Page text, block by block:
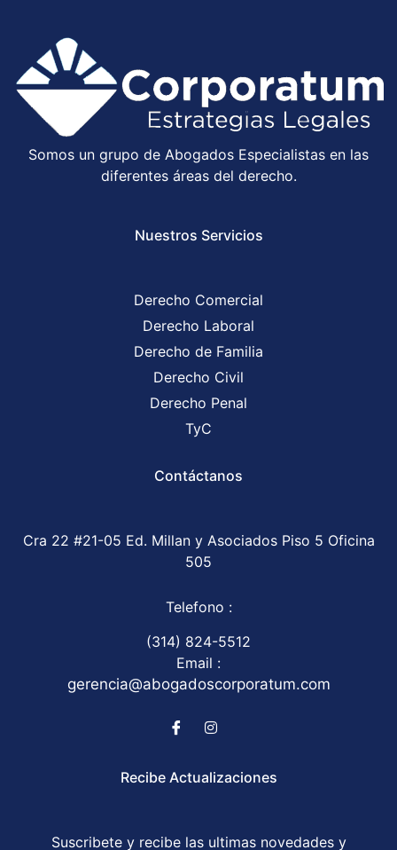
Somos un grupo de Abogados Especialistas en las
diferentes áreas del derecho.
Nuestros Servicios
Derecho Comercial
Derecho Laboral
Derecho de Familia
Derecho Civil
Derecho Penal
TyC
Contáctanos
Cra 22 #21-05 Ed. Millan y Asociados Piso 5 Oficina
505
Telefono :
(314) 824-5512
Email :
gerencia@abogadoscorporatum.com
Recibe Actualizaciones
Suscribete y recibe las ultimas novedades y